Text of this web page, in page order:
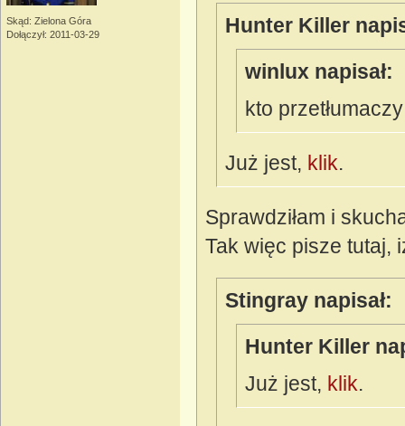
Skąd: Zielona Góra
Dołączył: 2011-03-29
Hunter Killer
winlux napisał:
kto
Już jest, klik.
Sprawdziłam i
Tak więc pisze tutaj,
Stingray napisał:
Hunter Killer
Już jest, klik.